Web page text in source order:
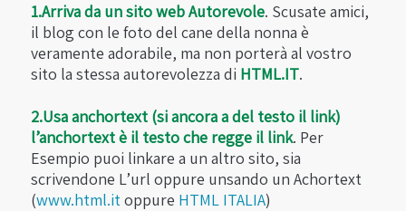
1.Arriva da un sito web Autorevole. Scusate amici,
il blog con le foto del cane della nonna è
veramente adorabile, ma non porterà al vostro
sito la stessa autorevolezza di HTML.IT.
2.Usa anchortext (si ancora a del testo il link)
l’anchortext è il testo che regge il link. Per
Esempio puoi linkare a un altro sito, sia
scrivendone L’url oppure unsando un Achortext
(www.html.itoppure HTML ITALIA)